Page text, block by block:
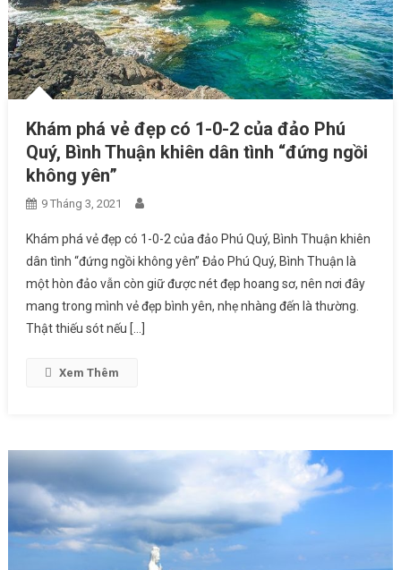
Khám phá vẻ đẹp có 1-0-2 của đảo Phú
Quý, Bình Thuận khiên dân tình “đứng ngồi
không yên”
9 Tháng 3, 2021
Khám phá vẻ đẹp có 1-0-2 của đảo Phú Quý, Bình Thuận khiên
dân tình “đứng ngồi không yên” Đảo Phú Quý, Bình Thuận là
một hòn đảo vẫn còn giữ được nét đẹp hoang sơ, nên nơi đây
mang trong mình vẻ đẹp bình yên, nhẹ nhàng đến là thường.
Thật thiếu sót nếu […]
Xem Thêm